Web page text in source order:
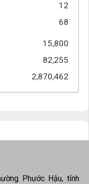
12
68
15,800
82,255
2,870,462
Phước Hậu, tỉnh